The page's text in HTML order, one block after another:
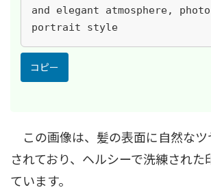
and elegant atmosphere,
portrait style
コピー
この画像は、髪の表面に自然な
されており、ヘルシーで洗練された
ています。